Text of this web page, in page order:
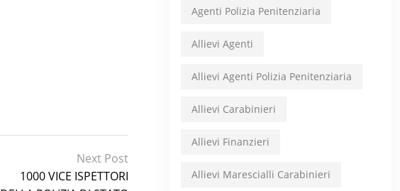
Next Post
1000 VICE ISPETTORI
Agenti Polizia Penitenziaria
Allievi Agenti
Allievi Agenti Polizia Penitenziaria
Allievi Carabinieri
Allievi Finanzieri
Allievi Marescialli Carabinieri